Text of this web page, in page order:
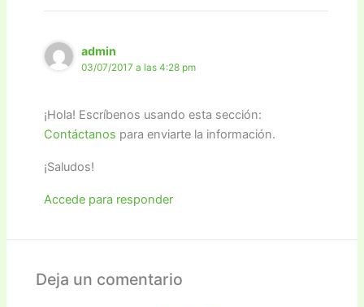
admin
03/07/2017 a las 4:28 pm
¡Hola! Escríbenos usando esta sección:
Contáctanos para enviarte la información.
¡Saludos!
Accede para responder
Deja un comentario